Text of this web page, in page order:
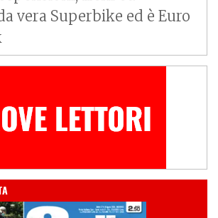
vera Superbike ed è Euro